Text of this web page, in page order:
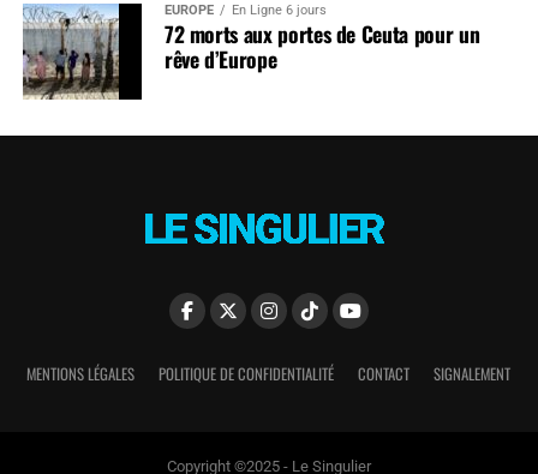
EUROPE En Ligne 6 jours
72 morts aux portes de Ceuta pour un
rêve d’Europe
MENTIONS LÉGALES POLITIQUE DE CONFIDENTIALITÉ CONTACT SIGNALEMENT
Copyright ©2025 - Le Singulier